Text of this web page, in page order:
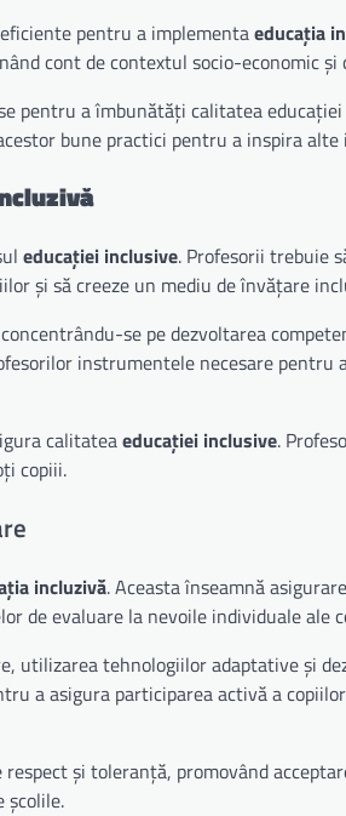
pentru a implementaeducația
cont de contextul socio-economic
pentru a îmbunătăți calitatea
bune practici pentru a inspira
educației inclusive. Profesorii trebuie
și să creeze un mediu de învățare
se pe dezvoltarea
instrumentele necesare pentru
calitateaeducației inclusive.
copiii.
incluzivă. Aceasta înseamnă
de evaluare la nevoile individuale ale
utilizarea tehnologiilor adaptative și
a asigura participarea activă a
și toleranță, promovând
școlile.